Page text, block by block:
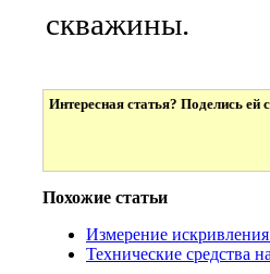
скважины.
Интересная статья? Поделись ей
Похожие статьи
Измерение
Технические средства